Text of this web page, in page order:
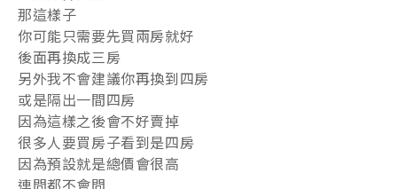
那這樣子
你可能只需要先買兩房就好
後面再換成三房
另外我不會建議你再換到四房
或是隔出一間四房
因為這樣之後會不好賣掉
很多人要買房子看到是四房
因為預設就是總價會很高
連問都不會問